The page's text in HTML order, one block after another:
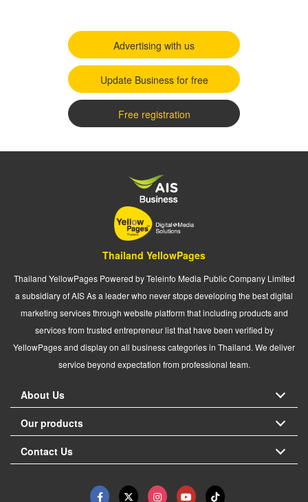
Advertising with us
Update Business for free
Free registration
Thailand YellowPages
Thailand YellowPages Powered by Teleinfo Media Public Company Limited
a subsidiary of AIS As a leader who never stops developing the best digital
marketing services through website platform that including products and
services from trusted entrepreneur list that have been verified by
YellowPages and display on all business categories in Thailand. We deliver
service beyond expectation from professional team.
About Us
Our products
Contact Us